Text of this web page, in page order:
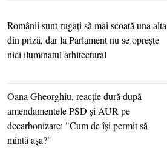
Românii sunt rugaţi să mai scoată una alta
din priză, dar la Parlament nu se opreşte
nici iluminatul arhitectural
Oana Gheorghiu, reacţie dură după
amendamentele PSD şi AUR pe
decarbonizare: "Cum de îşi permit să
mintă aşa?"